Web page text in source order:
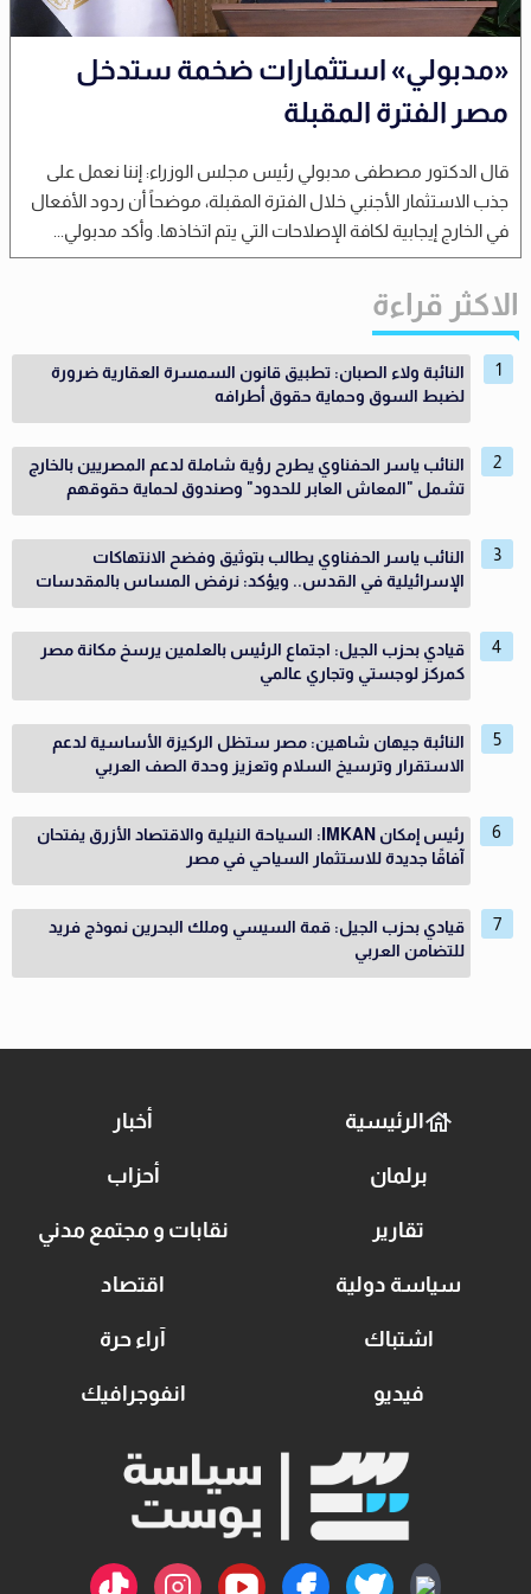
«مدبولي» استثمارات ضخمة ستدخل
مصر الفترة المقبلة
قال الدكتور مصطفى مدبولي رئيس مجلس الوزراء: إننا نعمل على
جذب الاستثمار الأجنبي خلال الفترة المقبلة، موضحاً أن ردود الأفعال
في الخارج إيجابية لكافة الإصلاحات التي يتم اتخاذها. وأكد مدبولي...
الاكثر قراءة
النائبة ولاء الصبان: تطبيق قانون السمسرة العقارية ضرورة
لضبط السوق وحماية حقوق أطرافه
النائب ياسر الحفناوي يطرح رؤية شاملة لدعم المصريين بالخارج
تشمل "المعاش العابر للحدود" وصندوق لحماية حقوقهم
النائب ياسر الحفناوي يطالب بتوثيق وفضح الانتهاكات
الإسرائيلية في القدس.. ويؤكد: نرفض المساس بالمقدسات
قيادي بحزب الجيل: اجتماع الرئيس بالعلمين يرسخ مكانة مصر
كمركز لوجستي وتجاري عالمي
النائبة جيهان شاهين: مصر ستظل الركيزة الأساسية لدعم
الاستقرار وترسيخ السلام وتعزيز وحدة الصف العربي
رئيس إمكان IMKAN: السياحة النيلية والاقتصاد الأزرق يفتحان
آفاقًا جديدة للاستثمار السياحي في مصر
قيادي بحزب الجيل: قمة السيسي وملك البحرين نموذج فريد
للتضامن العربي
الرئيسية أخبار
برلمان أحزاب
تقارير نقابات و مجتمع مدني
سياسة دولية اقتصاد
اشتباك آراء حرة
فيديو انفوجرافيك